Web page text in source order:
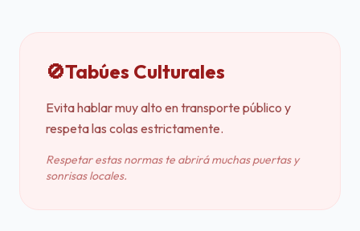
🚫Tabúes Culturales
Evita hablar muy alto en transporte público y
respeta las colas estrictamente.
Respetar estas normas te abrirá muchas puertas y
sonrisas locales.